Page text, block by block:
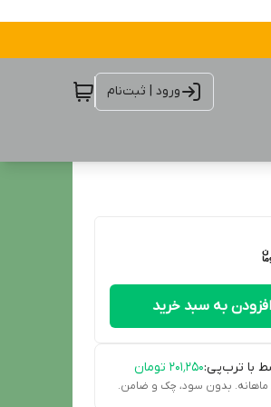
ورود | ثبت‌نام
افزودن به سبد خرید
با ترب‌پی:۲۰۱٬۲۵۰ تومان